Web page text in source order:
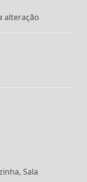
alteração
Sala